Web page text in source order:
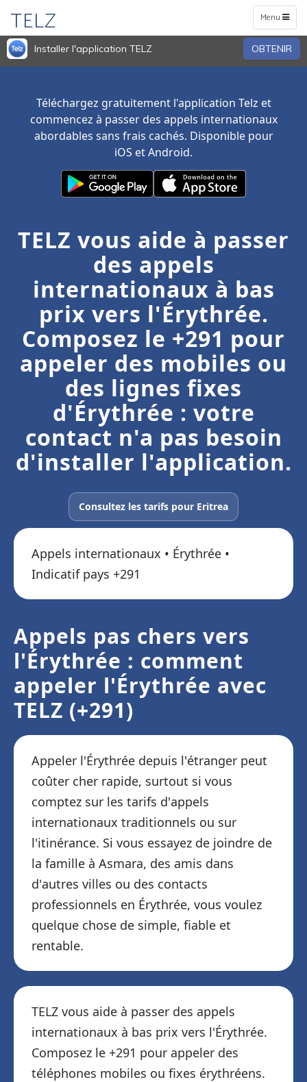
Toggle
navigation
Menu
TELZ
Installer l'application TELZ OBTENIR
Téléchargez gratuitement l'application Telz et
commencez à passer des appels internationaux
abordables sans frais cachés. Disponible pour
iOS et Android.
TELZ vous aide à passer
des appels
internationaux à bas
prix vers l'Érythrée.
Composez le +291 pour
appeler des mobiles ou
des lignes fixes
d'Érythrée : votre
contact n'a pas besoin
d'installer l'application.
Consultez les tarifs pour Eritrea
Appels internationaux • Érythrée •
Indicatif pays +291
Appels pas chers vers
l'Érythrée : comment
appeler l'Érythrée avec
TELZ (+291)
Appeler l'Érythrée depuis l'étranger peut
coûter cher rapide, surtout si vous
comptez sur les tarifs d'appels
internationaux traditionnels ou sur
l'itinérance. Si vous essayez de joindre de
la famille à Asmara, des amis dans
d'autres villes ou des contacts
professionnels en Érythrée, vous voulez
quelque chose de simple, fiable et
rentable.
TELZ vous aide à passer des appels
internationaux à bas prix vers l'Érythrée.
Composez le +291 pour appeler des
téléphones mobiles ou fixes érythréens.